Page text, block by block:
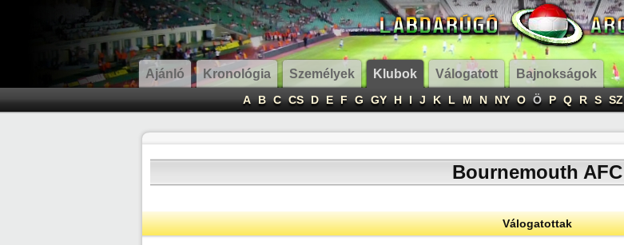
Ajánló Kronológia Személyek Klubok Válogatott Bajnokságok
A B C CS D E F G GY H I J K L M N NY O Ö P Q R S SZ
Bournemouth AFC
Válogatottak